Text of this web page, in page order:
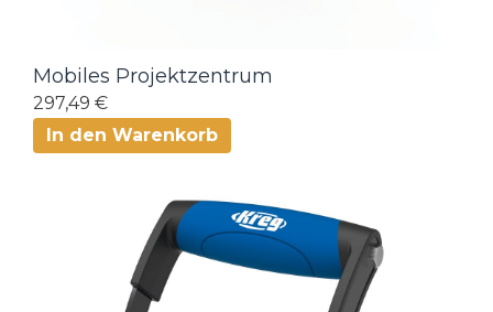
Mobiles Projektzentrum
297,49 €
In den Warenkorb